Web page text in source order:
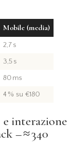
Mobile (media)
2,7 s
3,5 s
80 ms
4 % su €180
e interazione
– ≈ 340